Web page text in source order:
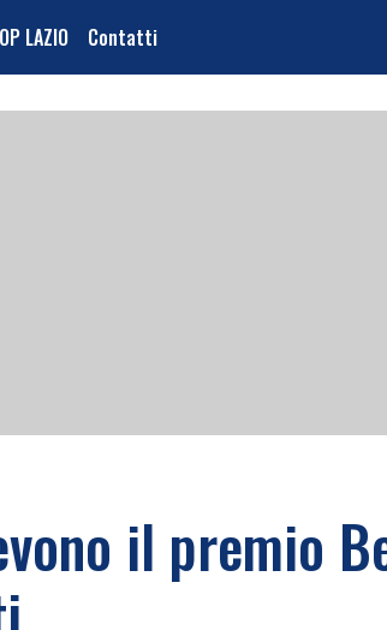
LAZIO Contatti
il premio